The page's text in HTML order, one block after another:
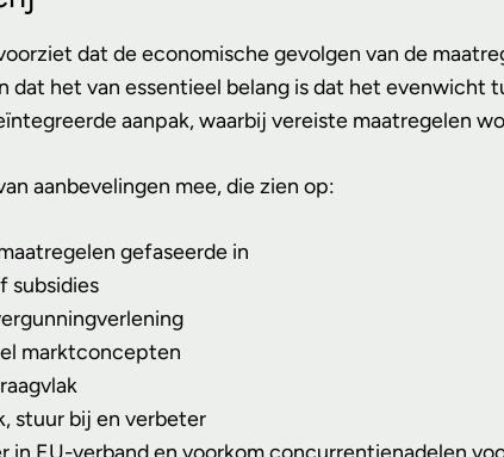
dat de economische gevolgen van de
het van essentieel belang is dat het
aanpak, waarbij vereiste maatregelen
aanbevelingen mee, die zien op:
gefaseerde in
subsidies
marktconcepten
stuur bij en verbeter
in EU-verband en voorkom concurrentienadelen